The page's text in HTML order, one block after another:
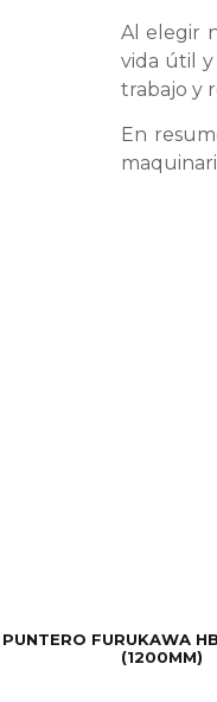
Al elegir
vida útil y
trabajo y
En
PUNTERO FURUKAWA
(1200MM)